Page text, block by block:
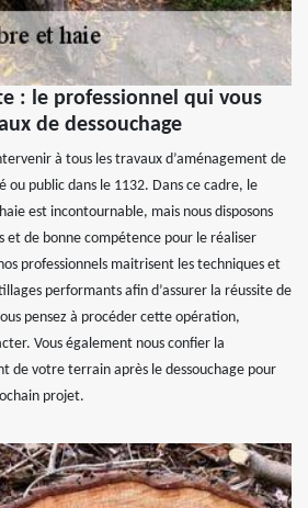
: le professionnel qui vous
de dessouchage
à tous les travaux d’aménagement de
ou public dans le 1132. Dans ce cadre, le
est incontournable, mais nous disposons
et de bonne compétence pour le réaliser
professionnels maitrisent les techniques et
performants afin d’assurer la réussite de
pensez à procéder cette opération,
Vous également nous confier la
de votre terrain après le dessouchage pour
projet.